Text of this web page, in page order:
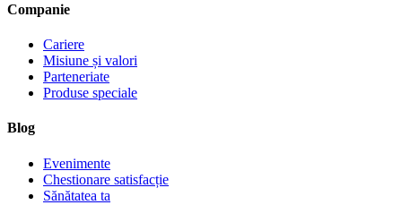
Companie
Cariere
Misiune și valori
Parteneriate
Produse speciale
Blog
Evenimente
Chestionare satisfacție
Sănătatea ta